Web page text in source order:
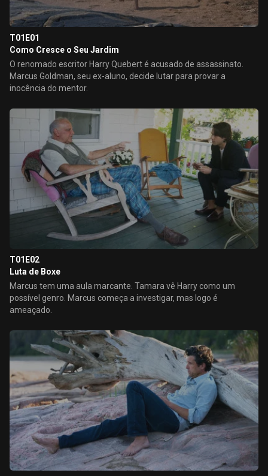
T01E01
Como Cresce o Seu Jardim
O renomado escritor Harry Quebert é acusado de assassinato.
Marcus Goldman, seu ex-aluno, decide lutar para provar a
inocência do mentor.
T01E02
Luta de Boxe
Marcus tem uma aula marcante. Tamara vê Harry como um
possível genro. Marcus começa a investigar, mas logo é
ameaçado.